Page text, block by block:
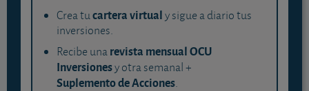
Crea tucartera virtualy sigue a diario tus
inversiones.
Recibe unarevista mensual OCU
Inversionesy otra semanal +
Suplemento de Acciones.